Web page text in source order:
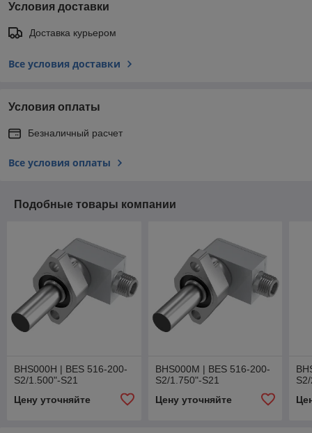
Условия доставки
Доставка курьером
Все условия доставки
Условия оплаты
Безналичный расчет
Все условия оплаты
Подобные товары компании
BHS000H | BES 516-200-
S2/1.500"-S21
Цену уточняйте
BHS000M | BES 516-200-
S2/1.750"-S21
Цену уточняйте